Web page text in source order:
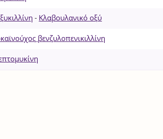
- Κλαβουλανικό οξύ
βενζυλοπενικιλλίνη